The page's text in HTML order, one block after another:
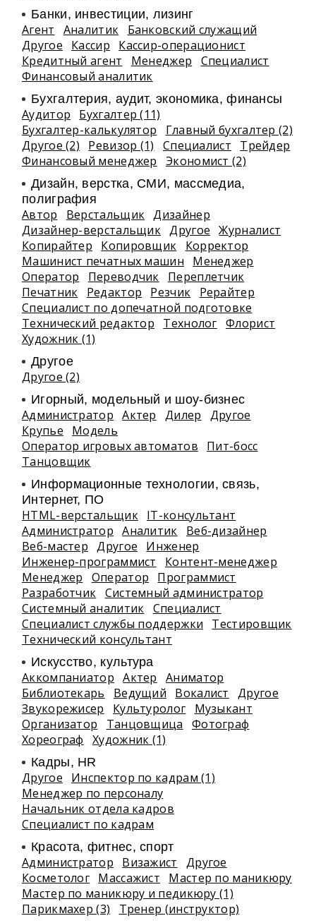
Банки, инвестиции, лизинг
Агент Аналитик
Банковский служащий
Другое
Кассир
Кассир-операционист
Кредитный агент
Менеджер
Специалист
Финансовый аналитик
Бухгалтерия, аудит, экономика, финансы
Аудитор
Бухгалтер (11)
Бухгалтер-калькулятор
Главный бухгалтер (2)
Другое (2)
Ревизор (1) Специалист
Трейдер
Финансовый менеджер
Экономист (2)
Дизайн, верстка, СМИ, массмедиа,
полиграфия
Автор Верстальщик Дизайнер
Дизайнер-верстальщик Другое
Журналист
Копирайтер
Копировщик
Корректор
Машинист печатных машин
Менеджер
Оператор
Переводчик
Переплетчик
Печатник
Редактор Резчик
Рерайтер
Специалист по допечатной подготовке
Технический редактор
Технолог Флорист
Художник (1)
Другое
Другое (2)
Игорный, модельный и шоу-бизнес
Администратор Актер Дилер
Другое
Крупье
Модель
Оператор игровых автоматов
Пит-босс
Танцовщик
Информационные технологии, связь,
Интернет, ПО
HTML-верстальщик IT-консультант
Администратор
Аналитик
Веб-дизайнер
Веб-мастер
Другое
Инженер
Инженер-программист
Контент-менеджер
Менеджер
Оператор
Программист
Разработчик Системный администратор
Системный аналитик Специалист
Специалист службы поддержки
Тестировщик
Технический консультант
Искусство, культура
Аккомпаниатор Актер
Аниматор
Библиотекарь
Ведущий Вокалист
Другое
Звукорежисер
Культуролог
Музыкант
Организатор
Танцовщица
Фотограф
Хореограф
Художник (1)
Кадры, HR
Другое
Инспектор по кадрам (1)
Менеджер по персоналу
Начальник отдела кадров
Специалист по кадрам
Красота, фитнес, спорт
Администратор Визажист
Другое
Косметолог Массажист
Мастер по маникюру
Мастер по маникюру и педикюру (1)
Парикмахер (3)
Тренер (инструктор)